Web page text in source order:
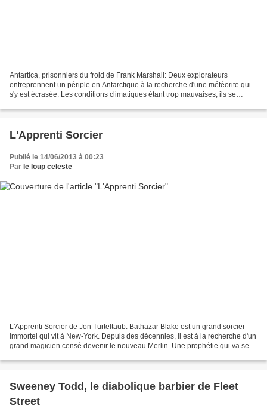
Antartica, prisonniers du froid de Frank Marshall: Deux explorateurs
entreprennent un périple en Antarctique à la recherche d'une météorite qui
s'y est écrasée. Les conditions climatiques étant trop mauvaises, ils se
L'Apprenti Sorcier
Publié le 14/06/2013 à 00:23
Par le loup celeste
L'Apprenti Sorcier de Jon Turteltaub: Bathazar Blake est un grand sorcier
immortel qui vit à New-York. Depuis des décennies, il est à la recherche d'un
grand magicien censé devenir le nouveau Merlin. Une prophétie qui va se
Sweeney Todd, le diabolique barbier de Fleet
Street